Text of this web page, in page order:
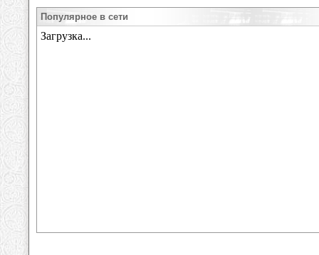
Популярное в сети